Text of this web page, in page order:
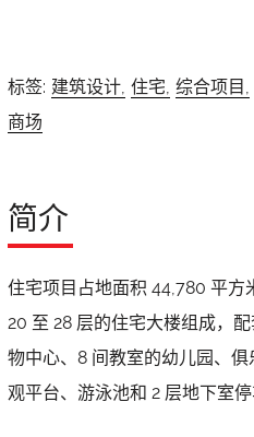
标签: 建筑设计, 住宅, 综合项目,
商场
简介
住宅项目占地面积 44,780 平方
20 至 28 层的住宅大楼组成，
物中心、8 间教室的幼儿园、俱
观平台、游泳池和 2 层地下室